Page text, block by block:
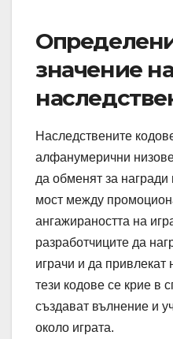
значение
Наследствените
алфанумерични
да обменят за награди
мост между
ангажираността на
разработчиците да
играчи и да привлекат
тези кодове се крие в
създават вълнение и
около играта.